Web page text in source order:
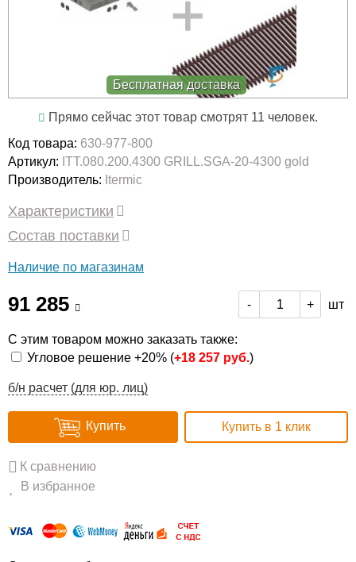
Бесплатная доставка
Прямо сейчас этот товар смотрят 11 человек.
Код товара: 630-977-800
Артикул: ITT.080.200.4300 GRILL.SGA-20-4300 gold
Производитель: Itermic
Характеристики
Состав поставки
Наличие по магазинам
91 285 - + шт
С этим товаром можно заказать также:
Угловое решение +20% (+18 257 руб.)
б/н расчет (для юр. лиц)
Купить Купить в 1 клик
К сравнению
В избранное